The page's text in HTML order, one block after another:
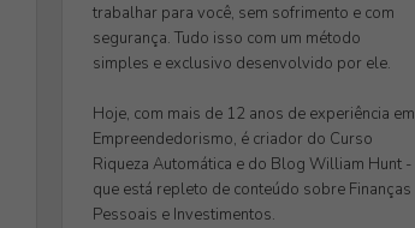
trabalhar para você, sem sofrimento e com
segurança. Tudo isso com um método
simples e exclusivo desenvolvido por ele.
Hoje, com mais de 12 anos de experiência em
Empreendedorismo, é criador do Curso
Riqueza Automática e do Blog William Hunt -
que está repleto de conteúdo sobre Finanças
Pessoais e Investimentos.